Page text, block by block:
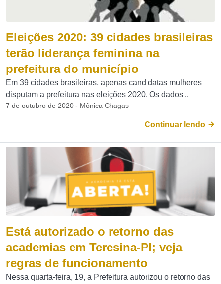
Eleições 2020: 39 cidades brasileiras
terão liderança feminina na
prefeitura do município
Em 39 cidades brasileiras, apenas candidatas mulheres
disputam a prefeitura nas eleições 2020. Os dados...
7 de outubro de 2020 - Mônica Chagas
Continuar lendo
Está autorizado o retorno das
academias em Teresina-PI; veja
regras de funcionamento
Nessa quarta-feira, 19, a Prefeitura autorizou o retorno das